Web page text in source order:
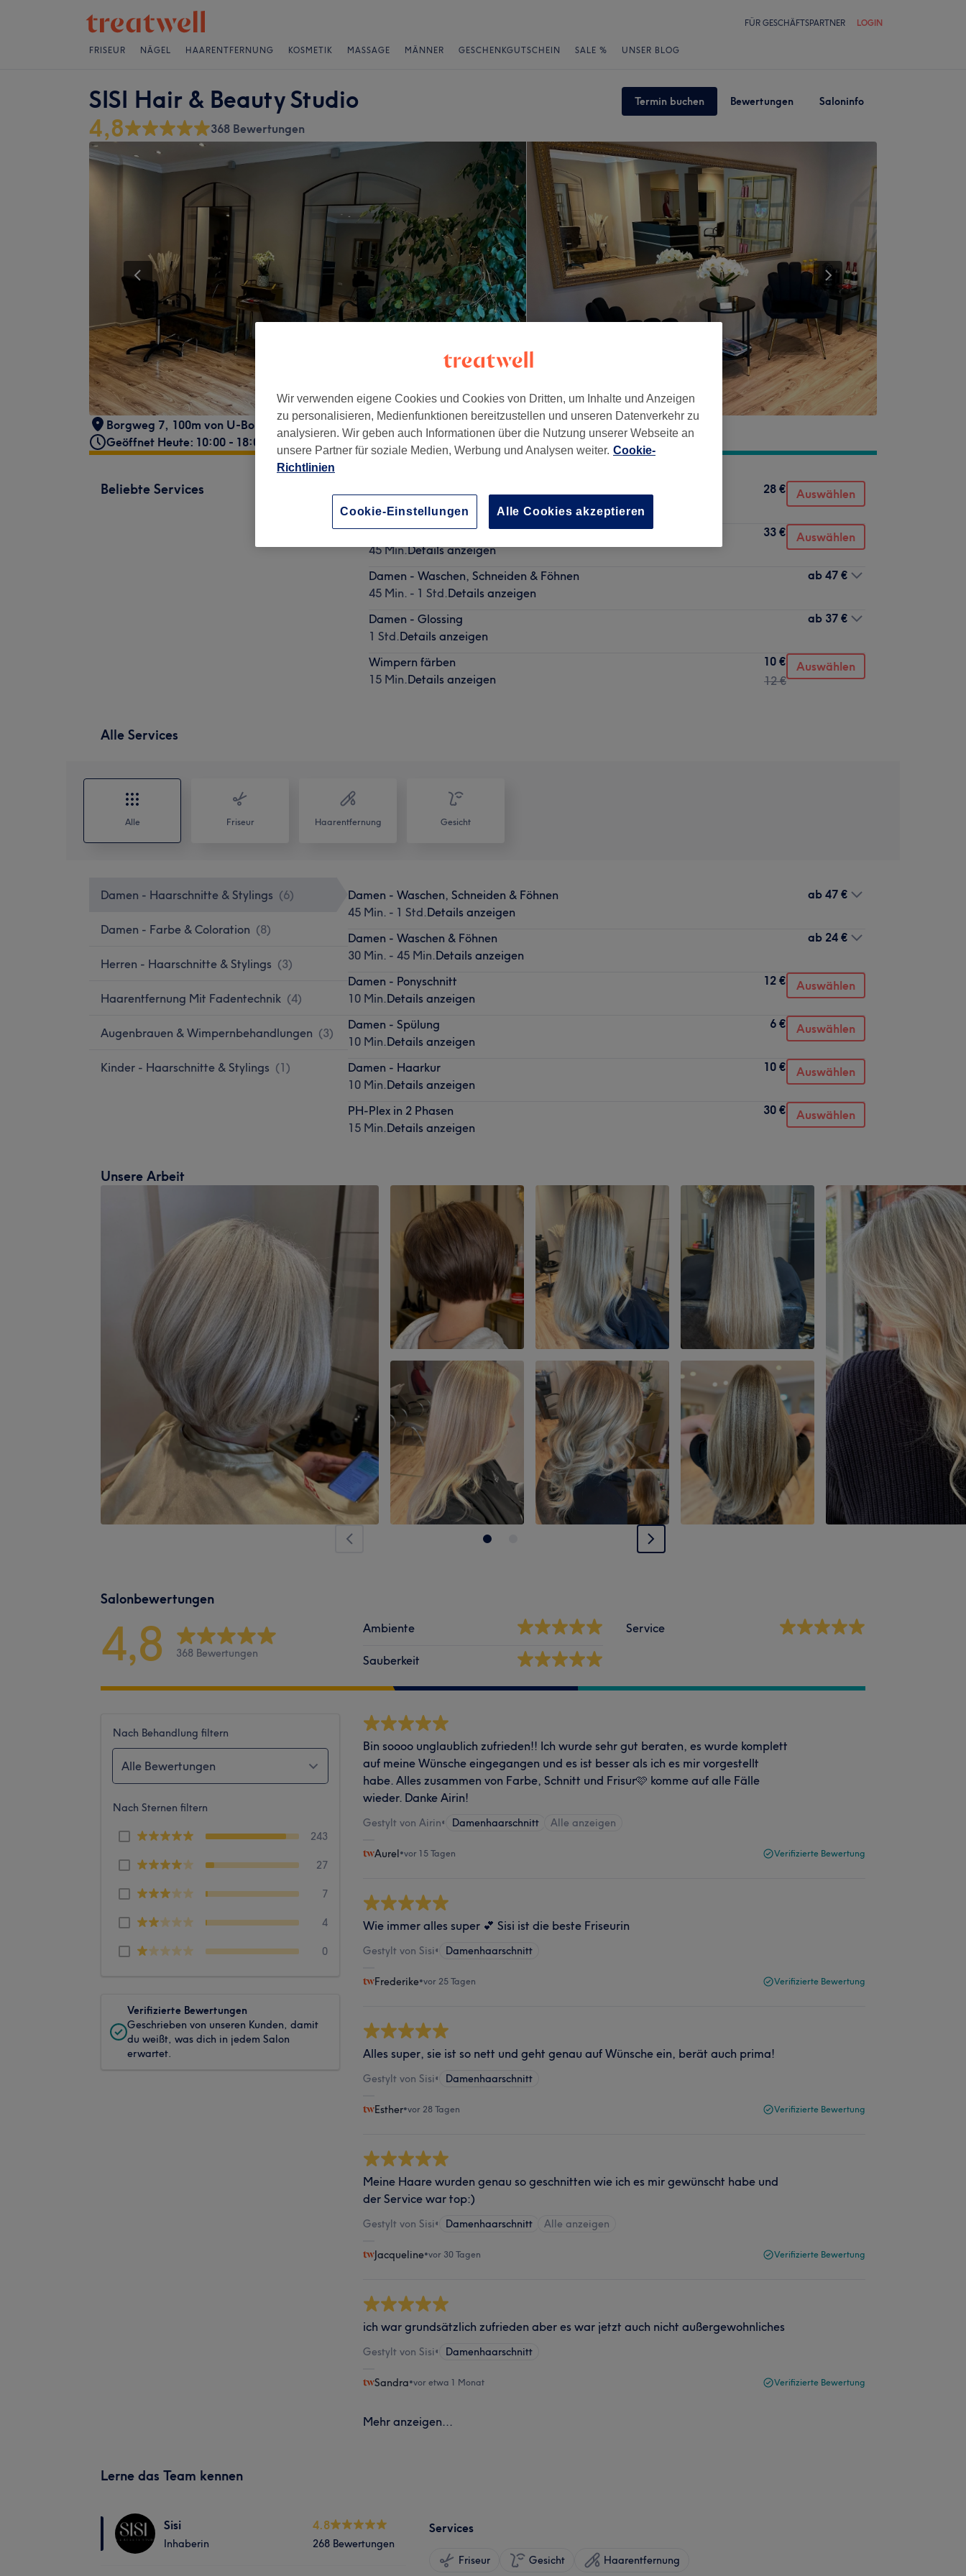
FÜR GESCHÄFTSPARTNER LOGIN
FRISEUR NÄGEL HAARENTFERNUNG KOSMETIK MASSAGE MÄNNER GESCHENKGUTSCHEIN SALE % UNSER BLOG
SISI Hair & Beauty Studio Termin buchen Bewertungen Saloninfo
4,8 368 Bewertungen
Borgweg 7, 100m von U-Borgweg , Hamburg, 22303
Geöffnet Heute: 10:00 - 18:00
Beliebte Services
30 Min.Details anzeigen
28 € Auswählen
Herren - Waschen, Schneiden & Föhnen
45 Min.Details anzeigen
33 € Auswählen
Damen - Waschen, Schneiden & Föhnen
45 Min. - 1 Std.Details anzeigen
ab 47 €
Damen - Glossing
1 Std.Details anzeigen
ab 37 €
Wimpern färben
15 Min.Details anzeigen
10 €
12 €
Auswählen
Alle Services
Alle Friseur Haarentfernung Gesicht
Damen - Haarschnitte & Stylings (6)
Damen - Farbe & Coloration (8)
Herren - Haarschnitte & Stylings (3)
Haarentfernung Mit Fadentechnik (4)
Augenbrauen & Wimpernbehandlungen (3)
Kinder - Haarschnitte & Stylings (1)
Damen - Waschen, Schneiden & Föhnen
45 Min. - 1 Std.Details anzeigen
ab 47 €
Damen - Waschen & Föhnen
30 Min. - 45 Min.Details anzeigen
ab 24 €
Damen - Ponyschnitt
10 Min.Details anzeigen
12 € Auswählen
Damen - Spülung
10 Min.Details anzeigen
6 € Auswählen
Damen - Haarkur
10 Min.Details anzeigen
10 € Auswählen
PH-Plex in 2 Phasen
15 Min.Details anzeigen
30 € Auswählen
Unsere Arbeit
Salonbewertungen
4,8 368 Bewertungen
Ambiente
Sauberkeit
Service
Nach Behandlung filtern
Alle Bewertungen
Nach Sternen filtern
243
27
7
4
0
Verifizierte Bewertungen
Geschrieben von unseren Kunden, damit
du weißt, was dich in jedem Salon
erwartet.
Bin soooo unglaublich zufrieden!! Ich wurde sehr gut beraten, es wurde komplett
auf meine Wünsche eingegangen und es ist besser als ich es mir vorgestellt
habe. Alles zusammen von Farbe, Schnitt und Frisur🩷 komme auf alle Fälle
wieder. Danke Airin!
Gestylt von Airin• Damenhaarschnitt Alle anzeigen
Aurel•vor 15 Tagen Verifizierte Bewertung
Wie immer alles super 💕 Sisi ist die beste Friseurin
Gestylt von Sisi• Damenhaarschnitt
Frederike•vor 25 Tagen Verifizierte Bewertung
Alles super, sie ist so nett und geht genau auf Wünsche ein, berät auch prima!
Gestylt von Sisi• Damenhaarschnitt
Esther•vor 28 Tagen Verifizierte Bewertung
Meine Haare wurden genau so geschnitten wie ich es mir gewünscht habe und
der Service war top:)
Gestylt von Sisi• Damenhaarschnitt Alle anzeigen
Jacqueline•vor 30 Tagen Verifizierte Bewertung
ich war grundsätzlich zufrieden aber es war jetzt auch nicht außergewohnliches
Gestylt von Sisi• Damenhaarschnitt
Sandra•vor etwa 1 Monat Verifizierte Bewertung
Mehr anzeigen...
Lerne das Team kennen
Sisi
Inhaberin
4.8
268 Bewertungen
Services
Friseur Gesicht Haarentfernung
Wir verwenden eigene Cookies und Cookies von Dritten, um Inhalte und Anzeigen
zu personalisieren, Medienfunktionen bereitzustellen und unseren Datenverkehr zu
analysieren. Wir geben auch Informationen über die Nutzung unserer Webseite an
unsere Partner für soziale Medien, Werbung und Analysen weiter. Cookie-
Richtlinien
Cookie-Einstellungen Alle Cookies akzeptieren